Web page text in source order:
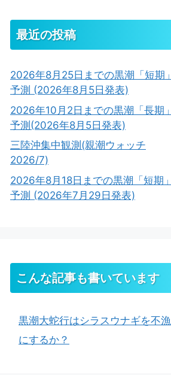
最近の投稿
2026年8月25日までの黒潮「短期」
予測 (2026年8月5日発表)
2026年10月2日までの黒潮「長期」
予測(2026年8月5日発表)
三陸沖集中観測(親潮ウォッチ
2026/7)
2026年8月18日までの黒潮「短期」
予測 (2026年7月29日発表)
こんな記事も書いています
黒潮大蛇行はシラスウナギを不漁
にするか？